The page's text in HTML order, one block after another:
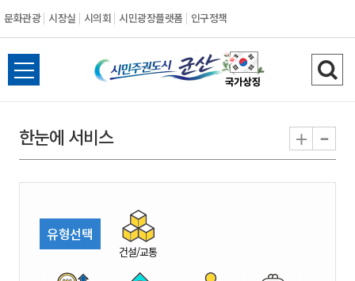
문화관광 시장실 시의회 시민광장플랫폼 인구정책
시
민
권
시
전
체
뉴
열
검
색
기
한눈에 서비스 + -
유형선택
건설/교통